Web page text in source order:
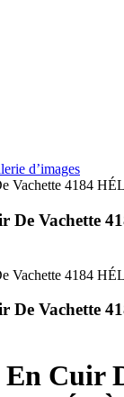
d’images
De Vachette
De Vachette
En Cuir